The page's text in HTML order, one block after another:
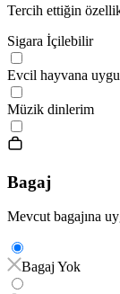
Tercih ettiğin
Sigara İçilebilir
Evcil hayvana
Müzik dinlerim
Bagaj
Mevcut bagajına
Bagaj Yok